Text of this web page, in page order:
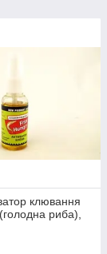
клювання
риба),